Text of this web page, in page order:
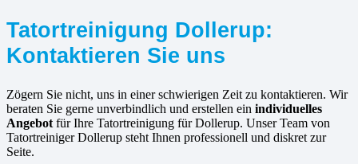
Tatortreinigung Dollerup:
Kontaktieren Sie uns
Zögern Sie nicht, uns in einer schwierigen Zeit zu kontaktieren. Wir
beraten Sie gerne unverbindlich und erstellen ein individuelles
Angebot für Ihre Tatortreinigung für Dollerup. Unser Team von
Tatortreiniger Dollerup steht Ihnen professionell und diskret zur
Seite.